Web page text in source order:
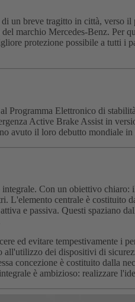
un breve tragitto in città, verso
marchio Mercedes-Benz. Per
protezione possibile a tutti i
Programma Elettronico di
Active Brake Assist in
avuto il loro debutto mondiale
Con un obiettivo
L'elemento centrale è costituito
e passiva. Questi spaziano
ed evitare tempestivamente i
all'utilizzo dei dispositivi di
concezione è costituito dalla
è ambizioso: realizzare